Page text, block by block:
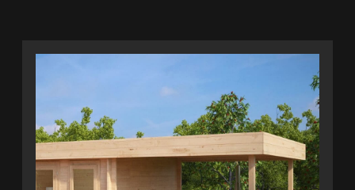
ВАШ ПРОЕКТ
+7 (81836) 6-62-02
+7 (81836) 6-62-03
+7 (921) 296-74-27